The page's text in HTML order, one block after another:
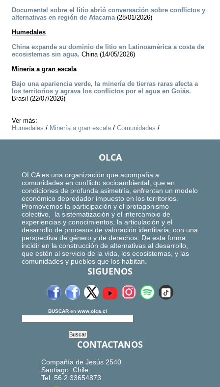
Documental sobre el litio abrió conversación sobre conflictos y
alternativas en región de Atacama(28/01/2026)
Humedales
China expande su dominio de litio en Latinoamérica a costa de
ecosistemas sin agua. China (14/05/2026)
Minería a gran escala
Bajo una apariencia verde, la minería de tierras raras afecta a
los territorios y agrava los conflictos por el agua en Goiás.
Brasil (22/07/2026)
Ver más:
Humedales / Minería a gran escala/ Comunidades /
OLCA
OLCA es una organización que acompaña a
comunidades en conflicto socioambiental, que en
condiciones de profunda asimetría, enfrentan un modelo
económico depredador impuesto en los territorios.
Promovemos la participación y el protagonismo
colectivo, la sistematización y el intercambio de
experiencias y conocimientos, la articulación y el
desarrollo de procesos de valoración identitaria, con una
perspectiva de género y de derechos. De esta forma
incidir en la construcción de alternativas al desarrollo,
que estén al servicio de la vida, los ecosistemas, y las
comunidades y pueblos que los habitan.
SIGUENOS
BUSCAR en www.olca.cl
CONTACTANOS
Compañía de Jesús 2540
Santiago, Chile.
Tel: 56.2.33654873